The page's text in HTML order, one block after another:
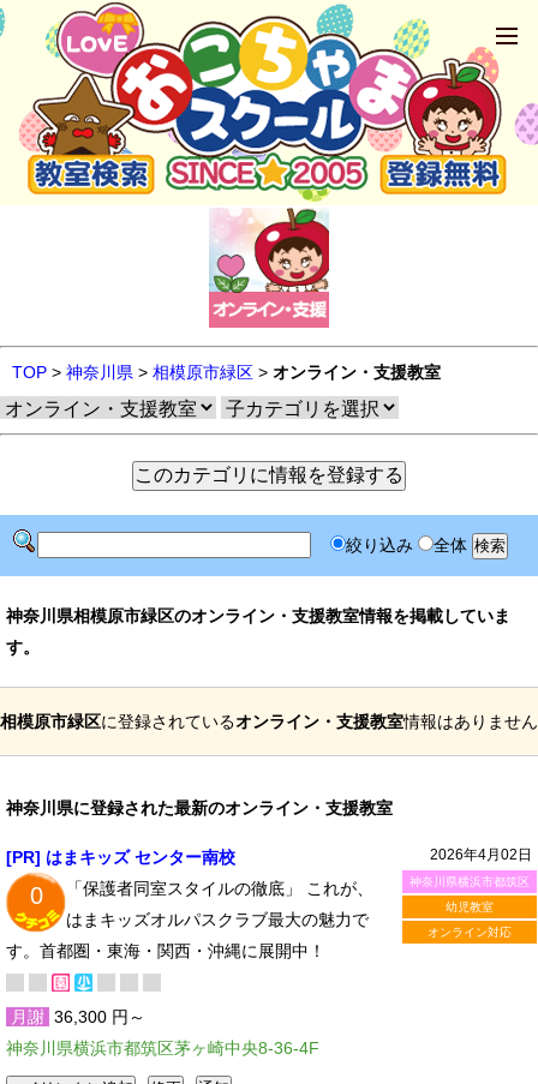
TOP > 神奈川県 > 相模原市緑区 > オンライン・支援教室
絞り込み 全体
神奈川県相模原市緑区のオンライン・支援教室情報を掲載していま
す。
相模原市緑区に登録されているオンライン・支援教室情報はありません
神奈川県に登録された最新のオンライン・支援教室
2026年4月02日
神奈川県横浜市都筑区
幼児教室
オンライン対応
[PR] はまキッズ センター南校
0
「保護者同室スタイルの徹底」 これが、
はまキッズオルパスクラブ最大の魅力で
す。首都圏・東海・関西・沖縄に展開中！
月謝 36,300 円～
神奈川県横浜市都筑区茅ヶ崎中央8-36-4F